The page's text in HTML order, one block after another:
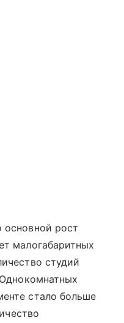
основной рост
малогабаритных
студий
стало больше